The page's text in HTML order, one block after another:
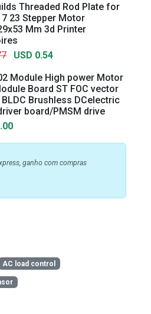
Threaded Rod Plate for
23 Stepper Motor
Mm 3d Printer
USD 0.54
Module High power Motor
Board ST FOC vector
Brushless DCelectric
board/PMSM drive
ganho com compras
AC load control